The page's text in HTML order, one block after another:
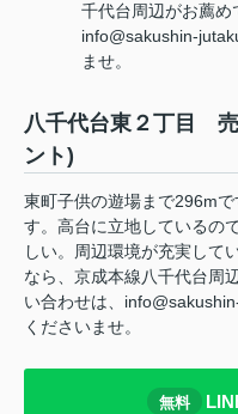
千代台周辺がお薦
info@sakushin-
ませ。
八千代台東２丁目
ント)
東町子供の遊場まで296m
す。高台に立地しているの
しい。周辺環境が充実して
なら、京成本線八千代台周
い合わせは、
くださいませ。
無料